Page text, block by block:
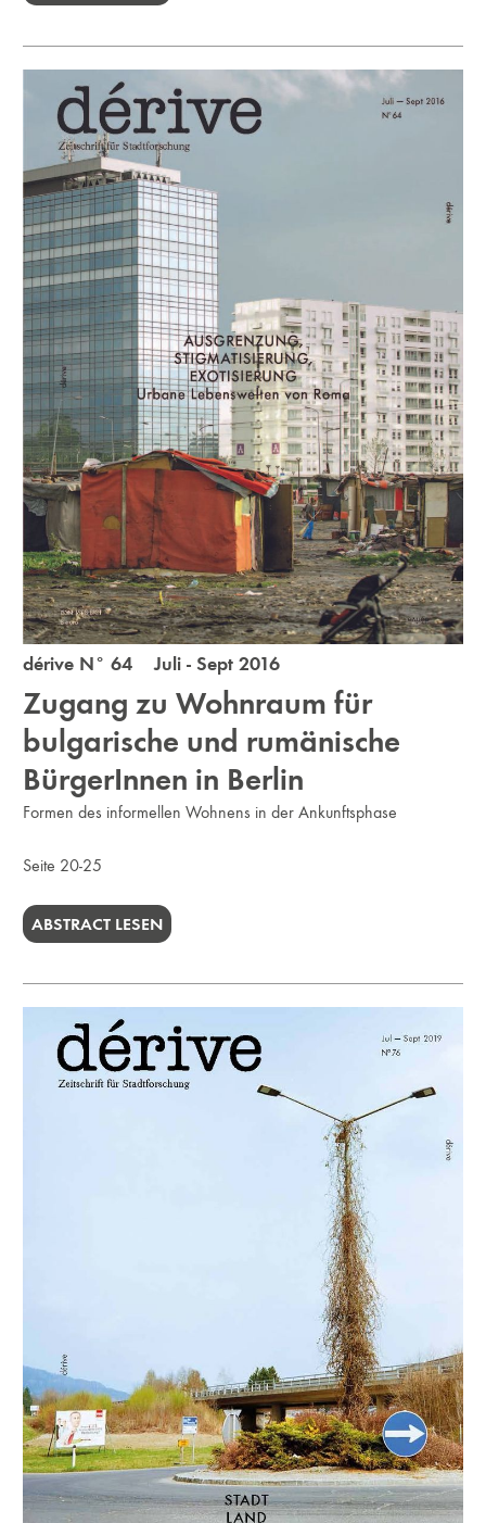
dérive N° 64 Juli - Sept 2016
Zugang zu Wohnraum für
bulgarische und rumänische
BürgerInnen in Berlin
Formen des informellen Wohnens in der Ankunftsphase
Seite 20-25
ABSTRACT LESEN